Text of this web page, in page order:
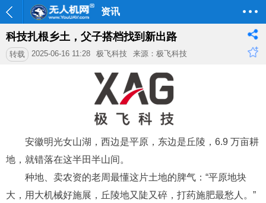
资讯
科技扎根乡土，父子搭档找到新出路
转载 2025-06-16 11:28 极飞科技 来源：极飞科技
安徽明光女山湖 ， 西边是平原，东边是丘陵 ， 6.9 万亩耕
地 ，就错落在这半田半山间。
种地、卖农资的老周最懂这片土地的脾气：“平原地块
大，用大机械好施展，丘陵地又陡又碎，打药施肥最愁人。”